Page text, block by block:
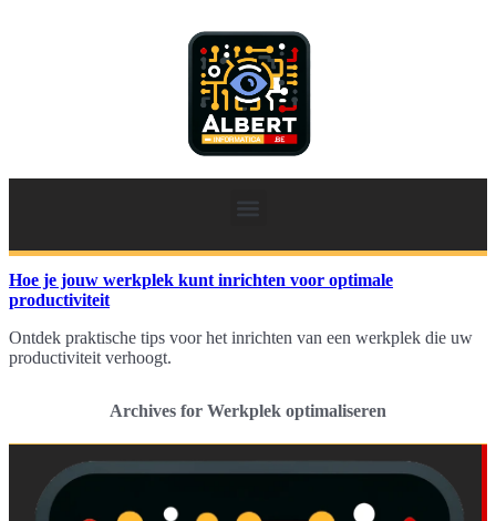
Hoe je jouw werkplek kunt inrichten voor optimale
productiviteit
Ontdek praktische tips voor het inrichten van een werkplek die uw
productiviteit verhoogt.
Archives for Werkplek optimaliseren